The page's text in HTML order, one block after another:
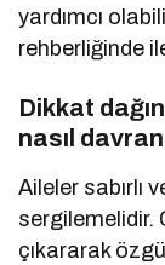
yardımcı
rehberliğinde
Dikkat
nasıl
Aileler sabırlı
sergilemelidir.
çıkararak